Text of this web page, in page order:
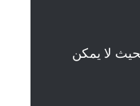
ناعمة جدًا بحيث لا يمكن